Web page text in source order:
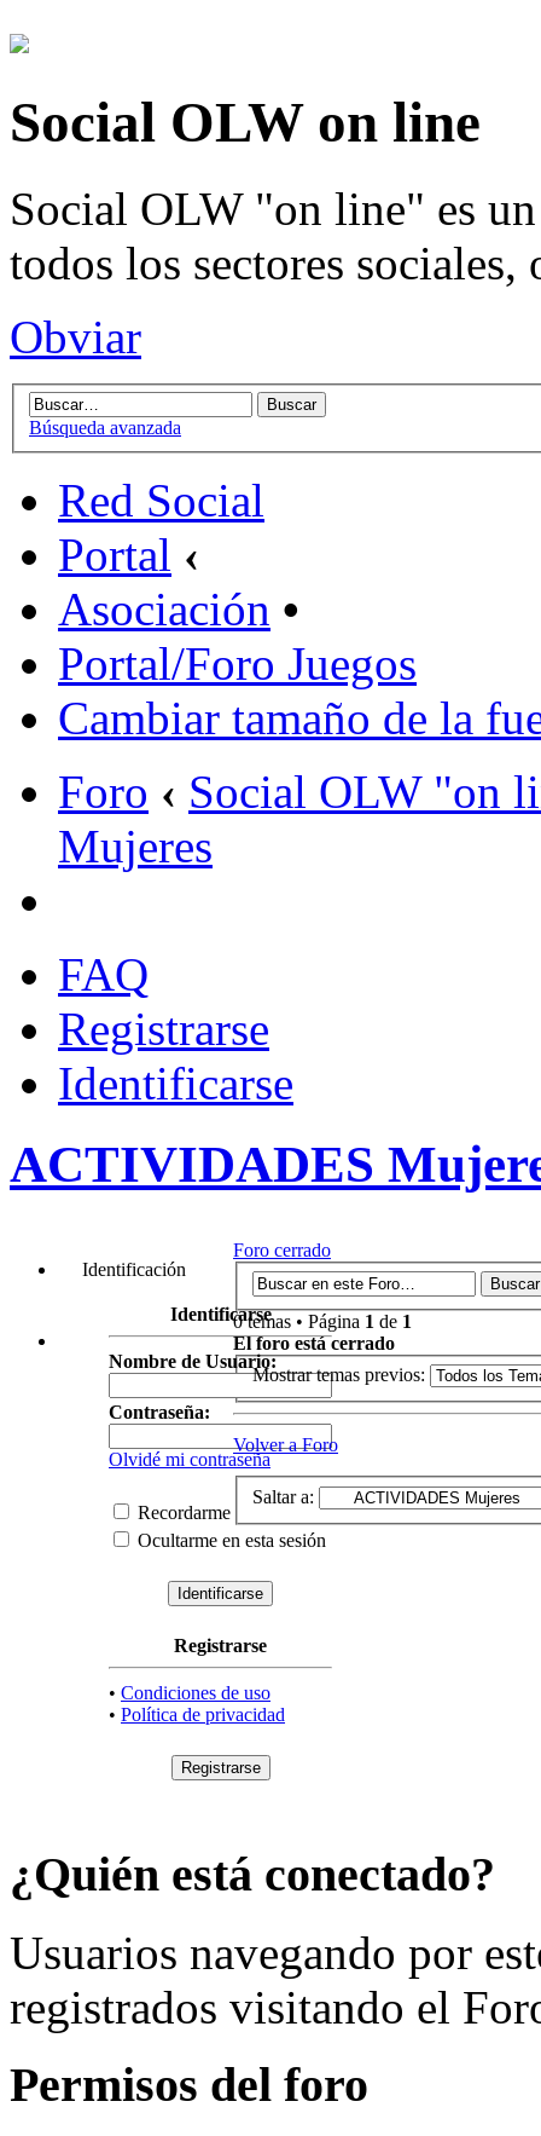
Social OLW on line
Social OLW "on line" es
todos los sectores sociales,
Obviar
Búsqueda avanzada
Red Social
Portal ‹
Asociación •
Portal/Foro Juegos
Cambiar tamaño de la
Foro ‹ Social OLW "on
Mujeres
FAQ
Registrarse
Identificarse
ACTIVIDADES
Identificación
Identificarse
Nombre de Usuario:
Contraseña:
Olvidé mi contraseña
Recordarme
Ocultarme en esta sesión
Registrarse
• Condiciones de uso
• Política de privacidad
Foro cerrado
0 temas • Página 1 de 1
El foro está cerrado
Mostrar temas previos:
Volver a Foro
Saltar a:
¿Quién está conectado?
Usuarios navegando por
registrados visitando el
Permisos del foro